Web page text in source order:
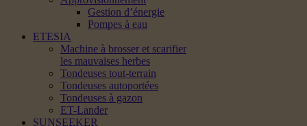
Gestion d’énergie
Pompes à eau
ETESIA
Machine à brosser et scarifier
les mauvaises herbes
Tondeuses tout-terrain
Tondeuses autoportées
Tondeuses à gazon
ET-Lander
SUNSEEKER